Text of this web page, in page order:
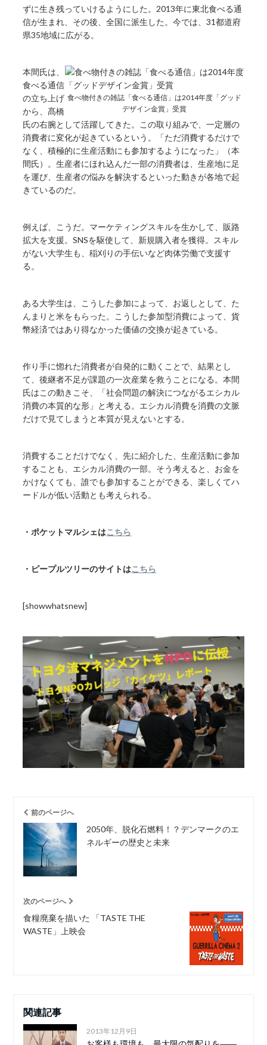
ずに生き残っていけるようにした。2013年に東北食べる通
信が生まれ、その後、全国に派生した。今では、31都道府
県35地域に広がる。
食べ物付きの雑誌「食べる通信」は2014年度「グッド
デザイン金賞」受賞
本間氏は、
食べる通信
の立ち上げ
から、髙橋
氏の右腕として活躍してきた。この取り組みで、一定層の
消費者に変化が起きているという。「ただ消費するだけで
なく、積極的に生産活動にも参加するようになった」（本
間氏）。生産者にほれ込んだ一部の消費者は、生産地に足
を運び、生産者の悩みを解決するといった動きが各地で起
きているのだ。
例えば、こうだ。マーケティングスキルを生かして、販路
拡大を支援。SNSを駆使して、新規購入者を獲得。スキル
がない大学生も、稲刈りの手伝いなど肉体労働で支援す
る。
ある大学生は、こうした参加によって、お返しとして、た
んまりと米をもらった。こうした参加型消費によって、貨
幣経済ではあり得なかった価値の交換が起きている。
作り手に惚れた消費者が自発的に動くことで、結果とし
て、後継者不足が課題の一次産業を救うことになる。本間
氏はこの動きこそ、「社会問題の解決につながるエシカル
消費の本質的な形」と考える。エシカル消費を消費の文脈
だけで見てしまうと本質が見えないとする。
消費することだけでなく、先に紹介した、生産活動に参加
することも、エシカル消費の一部。そう考えると、お金を
かけなくても、誰でも参加することができる、楽しくてハ
ードルが低い活動とも考えられる。
・ポケットマルシェはこちら
・ピープルツリーのサイトはこちら
[showwhatsnew]
前のページへ
2050年、脱化石燃料！？デンマークのエ
ネルギーの歴史と未来
次のページへ
食糧廃棄を描いた 「TASTE THE
WASTE」上映会
関連記事
2013年12月9日